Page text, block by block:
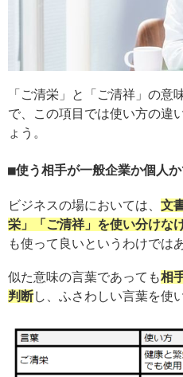
「ご清栄」と「ご清祥」の意
で、この項目では使い方の違
ょう。
使う相手が一般企業か個人
ビジネスの場においては、 文
栄」「ご清祥」を使い分けな
も使って良いというわけでは
似た意味の言葉であっても相
判断し、ふさわしい言葉を使